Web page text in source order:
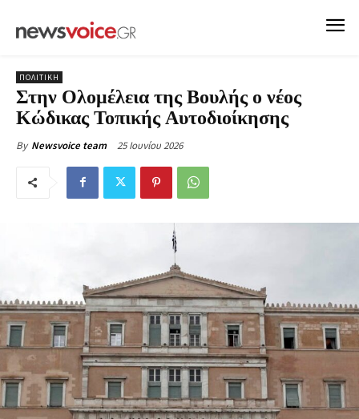
ΠΟΛΙΤΙΚΗ
Στην Ολομέλεια της Βουλής ο νέος
Κώδικας Τοπικής Αυτοδιοίκησης
By Newsvoice team 25 Ιουνίου 2026